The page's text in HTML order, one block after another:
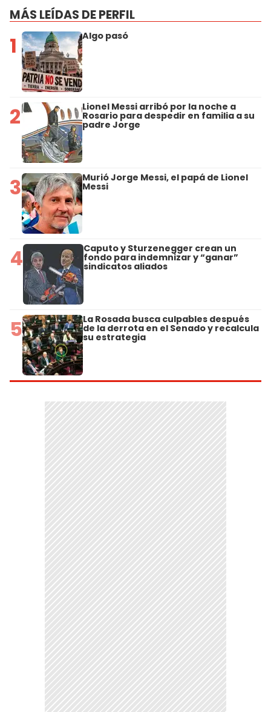
MÁS LEÍDAS DE PERFIL
1 Algo pasó
2 Lionel Messi arribó por la noche a
Rosario para despedir en familia a su
padre Jorge
3 Murió Jorge Messi, el papá de Lionel
Messi
4 Caputo y Sturzenegger crean un
fondo para indemnizar y “ganar”
sindicatos aliados
5 La Rosada busca culpables después
de la derrota en el Senado y recalcula
su estrategia